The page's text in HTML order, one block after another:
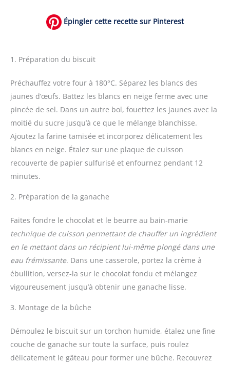
Épingler cette recette sur Pinterest
1. Préparation du biscuit
Préchauffez votre four à 180°C. Séparez les blancs des
jaunes d’œufs. Battez les blancs en neige ferme avec une
pincée de sel. Dans un autre bol, fouettez les jaunes avec la
moitié du sucre jusqu’à ce que le mélange blanchisse.
Ajoutez la farine tamisée et incorporez délicatement les
blancs en neige. Étalez sur une plaque de cuisson
recouverte de papier sulfurisé et enfournez pendant 12
minutes.
2. Préparation de la ganache
Faites fondre le chocolat et le beurre au bain-marie
technique de cuisson permettant de chauffer un ingrédient
en le mettant dans un récipient lui-même plongé dans une
eau frémissante. Dans une casserole, portez la crème à
ébullition, versez-la sur le chocolat fondu et mélangez
vigoureusement jusqu’à obtenir une ganache lisse.
3. Montage de la bûche
Démoulez le biscuit sur un torchon humide, étalez une fine
couche de ganache sur toute la surface, puis roulez
délicatement le gâteau pour former une bûche. Recouvrez